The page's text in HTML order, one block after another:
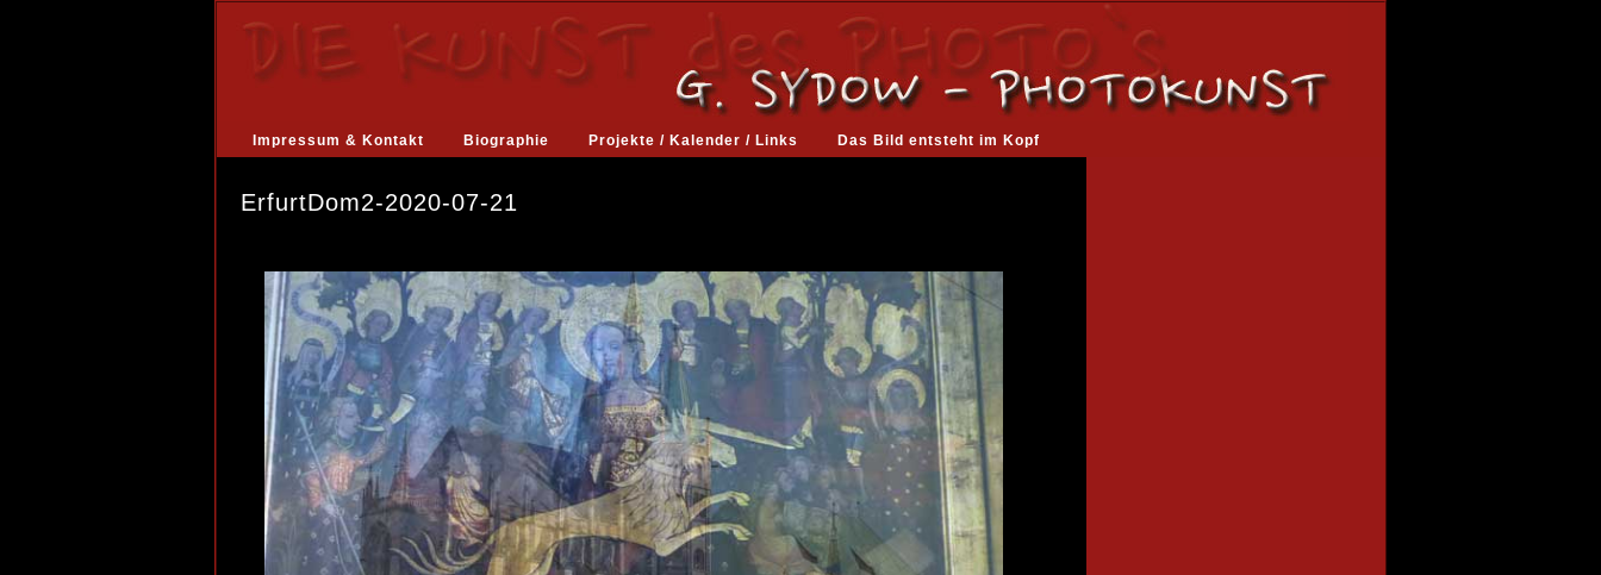
Impressum & Kontakt Biographie Projekte / Kalender / Links Das Bild entsteht im Kopf
ErfurtDom2-2020-07-21